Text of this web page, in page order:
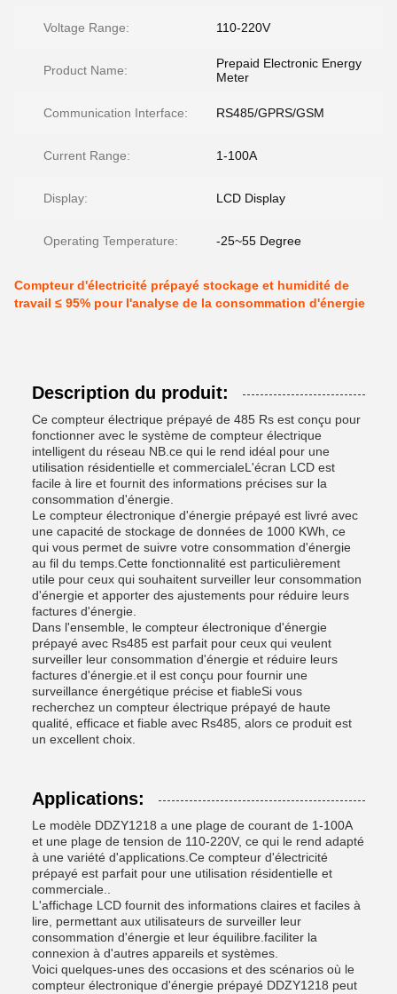
Voltage Range: 110-220V
Product Name:
Prepaid Electronic Energy
Meter
Communication Interface: RS485/GPRS/GSM
Current Range: 1-100A
Display: LCD Display
Operating Temperature: -25~55 Degree
Compteur d'électricité prépayé stockage et humidité de
travail ≤ 95% pour l'analyse de la consommation d'énergie
Description du produit:
Ce compteur électrique prépayé de 485 Rs est conçu pour
fonctionner avec le système de compteur électrique
intelligent du réseau NB.ce qui le rend idéal pour une
utilisation résidentielle et commercialeL'écran LCD est
facile à lire et fournit des informations précises sur la
consommation d'énergie.
Le compteur électronique d'énergie prépayé est livré avec
une capacité de stockage de données de 1000 KWh, ce
qui vous permet de suivre votre consommation d'énergie
au fil du temps.Cette fonctionnalité est particulièrement
utile pour ceux qui souhaitent surveiller leur consommation
d'énergie et apporter des ajustements pour réduire leurs
factures d'énergie.
Dans l'ensemble, le compteur électronique d'énergie
prépayé avec Rs485 est parfait pour ceux qui veulent
surveiller leur consommation d'énergie et réduire leurs
factures d'énergie.et il est conçu pour fournir une
surveillance énergétique précise et fiableSi vous
recherchez un compteur électrique prépayé de haute
qualité, efficace et fiable avec Rs485, alors ce produit est
un excellent choix.
Applications:
Le modèle DDZY1218 a une plage de courant de 1-100A
et une plage de tension de 110-220V, ce qui le rend adapté
à une variété d'applications.Ce compteur d'électricité
prépayé est parfait pour une utilisation résidentielle et
commerciale..
L'affichage LCD fournit des informations claires et faciles à
lire, permettant aux utilisateurs de surveiller leur
consommation d'énergie et leur équilibre.faciliter la
connexion à d'autres appareils et systèmes.
Voici quelques-unes des occasions et des scénarios où le
compteur électronique d'énergie prépayé DDZY1218 peut